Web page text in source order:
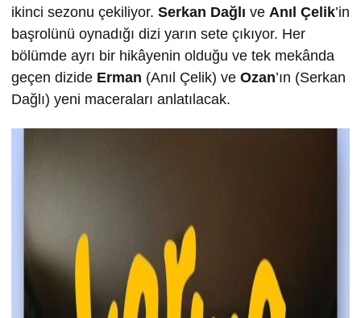
ikinci sezonu çekiliyor. Serkan Dağlı ve Anıl Çelik’in
başrolünü oynadığı dizi yarın sete çıkıyor. Her
bölümde ayrı bir hikâyenin olduğu ve tek mekânda
geçen dizide Erman (Anıl Çelik) ve Ozan’ın (Serkan
Dağlı) yeni maceraları anlatılacak.